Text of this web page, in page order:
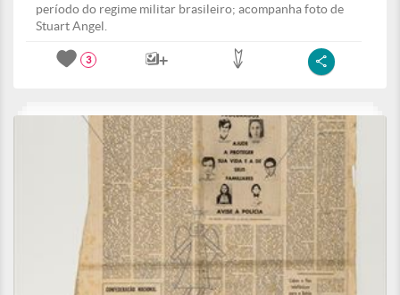
período do regime militar brasileiro; acompanha foto de
Stuart Angel.
3